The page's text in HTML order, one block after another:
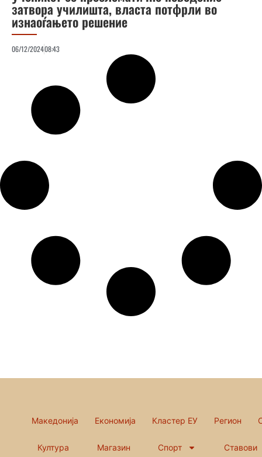
затвора училишта, власта потфрли во
изнаоѓањето решение
06/12/202408:43
Македонија Економија Кластер ЕУ Регион
Култура Магазин Спорт Ставови